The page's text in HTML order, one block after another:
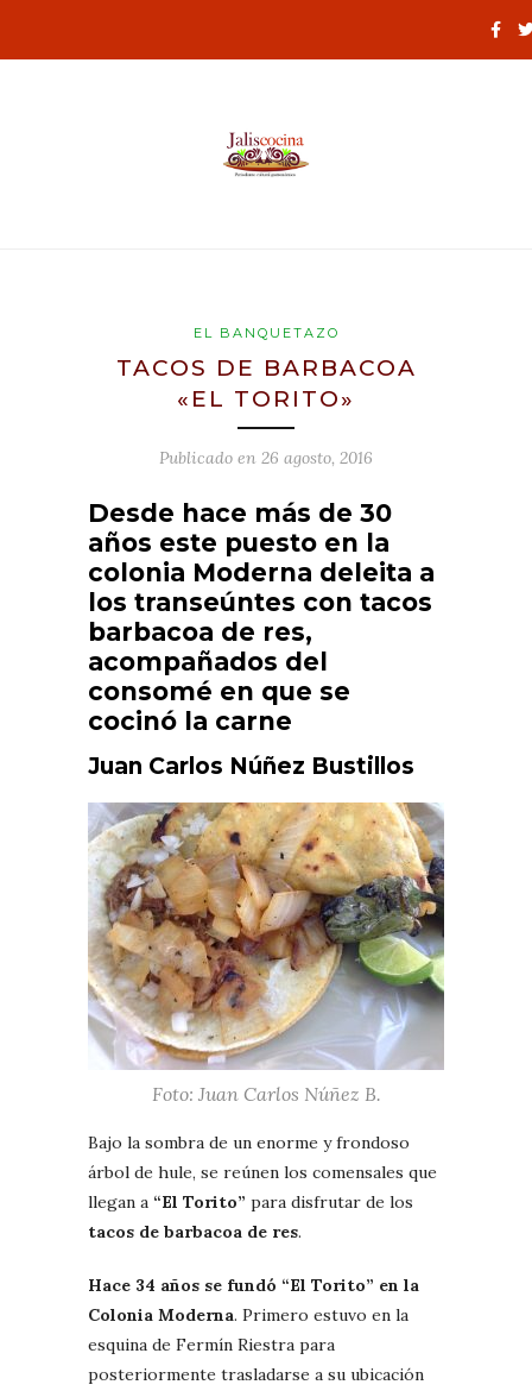
EL BANQUETAZO
TACOS DE BARBACOA
«EL TORITO»
Publicado en 26 agosto, 2016
Desde hace más de 30
años este puesto en la
colonia Moderna deleita a
los transeúntes con tacos
barbacoa de res,
acompañados del
consomé en que se
cocinó la carne
Juan Carlos Núñez Bustillos
Foto: Juan Carlos Núñez B.
Bajo la sombra de un enorme y frondoso
árbol de hule, se reúnen los comensales que
llegan a “El Torito” para disfrutar de los
tacos de barbacoa de res.
Hace 34 años se fundó “El Torito” en la
Colonia Moderna. Primero estuvo en la
esquina de Fermín Riestra para
posteriormente trasladarse a su ubicación